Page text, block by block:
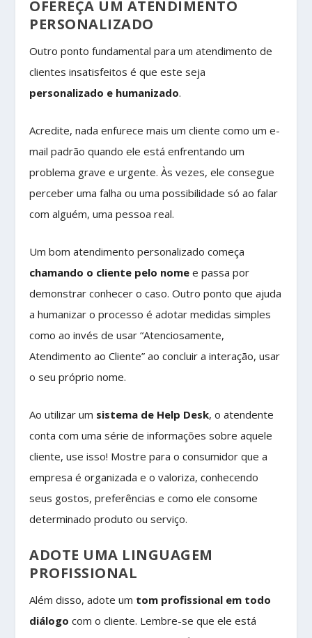
OFEREÇA UM ATENDIMENTO
PERSONALIZADO
Outro ponto fundamental para um atendimento de
clientes insatisfeitos é que este seja
personalizado e humanizado.
Acredite, nada enfurece mais um cliente como um e-
mail padrão quando ele está enfrentando um
problema grave e urgente. Às vezes, ele consegue
perceber uma falha ou uma possibilidade só ao falar
com alguém, uma pessoa real.
Um bom atendimento personalizado começa
chamando o cliente pelo nome e passa por
demonstrar conhecer o caso. Outro ponto que ajuda
a humanizar o processo é adotar medidas simples
como ao invés de usar “Atenciosamente,
Atendimento ao Cliente” ao concluir a interação, usar
o seu próprio nome.
Ao utilizar um sistema de Help Desk, o atendente
conta com uma série de informações sobre aquele
cliente, use isso! Mostre para o consumidor que a
empresa é organizada e o valoriza, conhecendo
seus gostos, preferências e como ele consome
determinado produto ou serviço.
ADOTE UMA LINGUAGEM
PROFISSIONAL
Além disso, adote um tom profissional em todo
diálogo com o cliente. Lembre-se que ele está